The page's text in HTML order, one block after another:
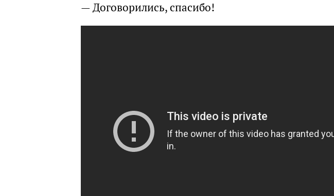
— Договорились, спасибо!